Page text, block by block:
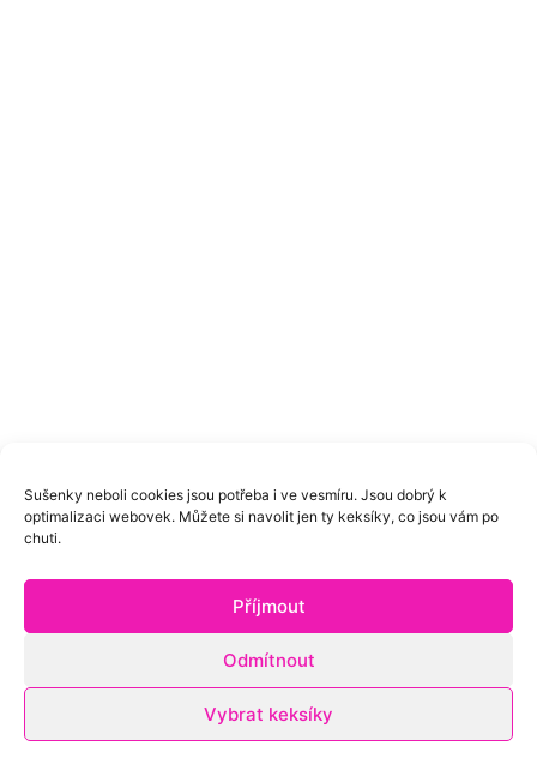
Sušenky neboli cookies jsou potřeba i ve vesmíru. Jsou dobrý k
optimalizaci webovek. Můžete si navolit jen ty keksíky, co jsou vám po
chuti.
Příjmout
Odmítnout
Vybrat keksíky